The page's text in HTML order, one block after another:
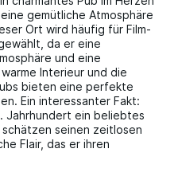
gemütliche Atmosphäre
Ort wird häufig für Film-
da er eine
und eine
Interieur und die
bieten eine perfekte
Ein interessanter Fakt:
Jahrhundert ein beliebtes
seinen zeitlosen
Flair, das er ihren